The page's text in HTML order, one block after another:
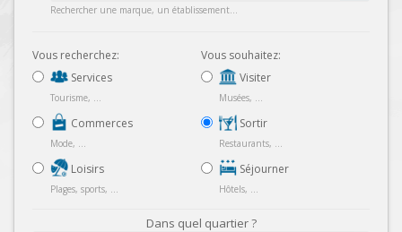
Rechercher une marque, un établissement...
Vous recherchez:
Services
Tourisme, ...
Commerces
Mode, ...
Loisirs
Plages, sports, ...
Vous souhaitez:
Visiter
Musées, ...
Sortir
Restaurants, ...
Séjourner
Hôtels, ...
Dans quel quartier ?